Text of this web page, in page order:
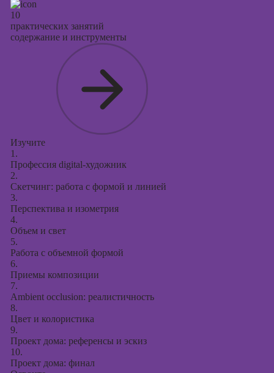
10
практических занятий
содержание и инструменты
Изучите
1.
Профессия digital-художник
2.
Скетчинг: работа с формой и линией
3.
Перспектива и изометрия
4.
Объем и свет
5.
Работа с объемной формой
6.
Приемы композиции
7.
Ambient occlusion: реалистичность
8.
Цвет и колористика
9.
Проект дома: референсы и эскиз
10.
Проект дома: финал